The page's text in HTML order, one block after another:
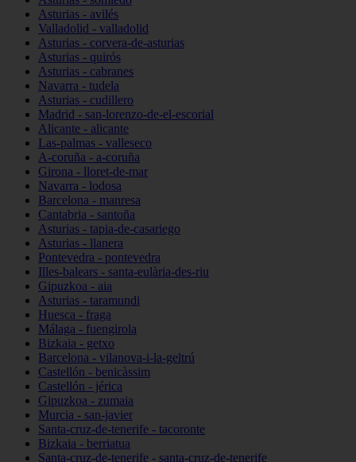
Asturias - avilés
Valladolid - valladolid
Asturias - corvera-de-asturias
Asturias - quirós
Asturias - cabranes
Navarra - tudela
Asturias - cudillero
Madrid - san-lorenzo-de-el-escorial
Alicante - alicante
Las-palmas - valleseco
A-coruña - a-coruña
Girona - lloret-de-mar
Navarra - lodosa
Barcelona - manresa
Cantabria - santoña
Asturias - tapia-de-casariego
Asturias - llanera
Pontevedra - pontevedra
Illes-balears - santa-eulària-des-riu
Gipuzkoa - aia
Asturias - taramundi
Huesca - fraga
Málaga - fuengirola
Bizkaia - getxo
Barcelona - vilanova-i-la-geltrú
Castellón - benicàssim
Castellón - jérica
Gipuzkoa - zumaia
Murcia - san-javier
Santa-cruz-de-tenerife - tacoronte
Bizkaia - berriatua
Santa-cruz-de-tenerife - santa-cruz-de-tenerife